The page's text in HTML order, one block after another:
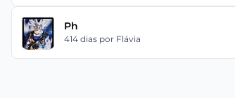
Ph
414 dias por Flávia